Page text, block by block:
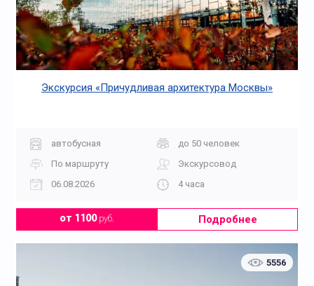
Экскурсия «Причудливая архитектура Москвы»
автобусная
до 50 человек
По маршруту
Экскурсовод
06.08.2026
4 часа
от 1100руб. Подробнее
5556